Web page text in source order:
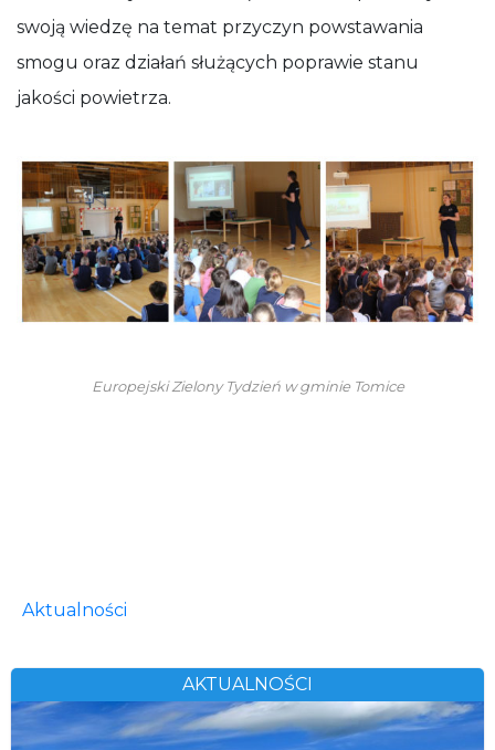
swoją wiedzę na temat przyczyn powstawania
smogu oraz działań służących poprawie stanu
jakości powietrza.
Europejski Zielony Tydzień w gminie Tomice
Aktualności
AKTUALNOŚCI